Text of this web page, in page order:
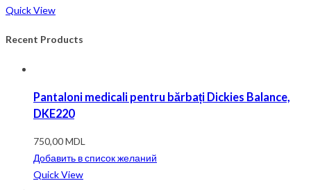
Quick View
Recent Products
Pantaloni medicali pentru bărbați Dickies Balance,
DKE220
750,00MDL
Добавить в список желаний
Quick View